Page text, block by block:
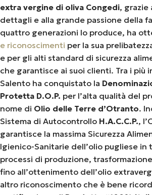
extra vergine di oliva Congedi, grazie
dettagli e alla grande passione della
quattro generazioni lo produce, ha
e riconoscimenti per la sua
e per gli alti standard di sicurezza
che garantisce ai suoi clienti. Tra i più
Salento ha conquistato la
Protetta D.O.P. per l’alta qualità del
nome di Olio delle Terre d’Otranto.
Sistema di Autocontrollo H.A.C.C.P.,
garantisce la massima Sicurezza
Igienico-Sanitarie dell’olio pugliese in
processi di produzione,
fino all’ottenimento dell’olio
altro riconoscimento che è bene